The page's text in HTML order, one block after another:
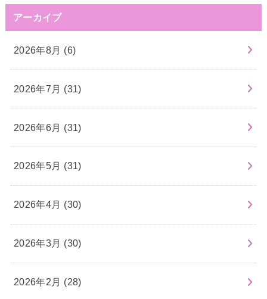
アーカイブ
2026年8月 (6)
2026年7月 (31)
2026年6月 (31)
2026年5月 (31)
2026年4月 (30)
2026年3月 (30)
2026年2月 (28)